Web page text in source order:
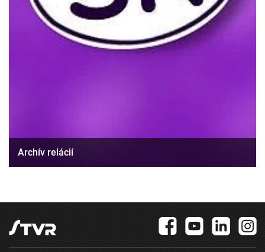
Archív relácií